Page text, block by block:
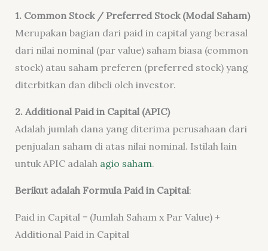
1. Common Stock / Preferred Stock (Modal Saham)
Merupakan bagian dari paid in capital yang berasal
dari nilai nominal (par value) saham biasa (common
stock) atau saham preferen (preferred stock) yang
diterbitkan dan dibeli oleh investor.
2. Additional Paid in Capital (APIC)
Adalah jumlah dana yang diterima perusahaan dari
penjualan saham di atas nilai nominal. Istilah lain
untuk APIC adalah agio saham.
Berikut adalah Formula Paid in Capital:
Paid in Capital = (Jumlah Saham x Par Value) +
Additional Paid in Capital